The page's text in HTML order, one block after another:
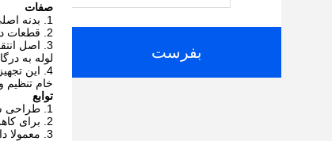
بفرست
صفات
بدنه
قطعات
اصل
لوله به
این
خام تنظیم
توابع
طراحی
برای
معمولا